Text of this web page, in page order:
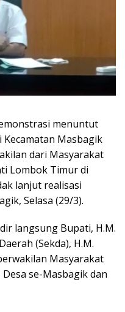
menuntut
Kecamatan Masbagik
dari Masyarakat
Lombok Timur di
lanjut realisasi
Selasa (29/3).
langsung Bupati, H.M.
(Sekda), H.M.
Masyarakat
se-Masbagik dan